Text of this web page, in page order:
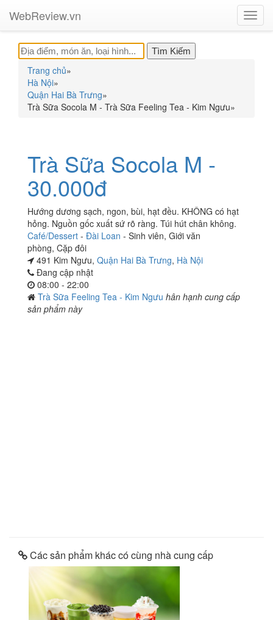
WebReview.vn
Trang chủ»
Hà Nội»
Quận Hai Bà Trưng»
Trà Sữa Socola M - Trà Sữa Feeling Tea - Kim Ngưu»
Trà Sữa Socola M -
30.000đ
Hướng dương sạch, ngon, bùi, hạt đều. KHÔNG có hạt
hỏng. Nguồn gốc xuất sứ rõ ràng. Túi hút chân không.
Café/Dessert - Đài Loan - Sinh viên, Giới văn
phòng, Cặp đôi
491 Kim Ngưu, Quận Hai Bà Trưng, Hà Nội
Đang cập nhật
08:00 - 22:00
Trà Sữa Feeling Tea - Kim Ngưu hân hạnh cung cấp
sản phẩm này
Các sản phẩm khác có cùng nhà cung cấp